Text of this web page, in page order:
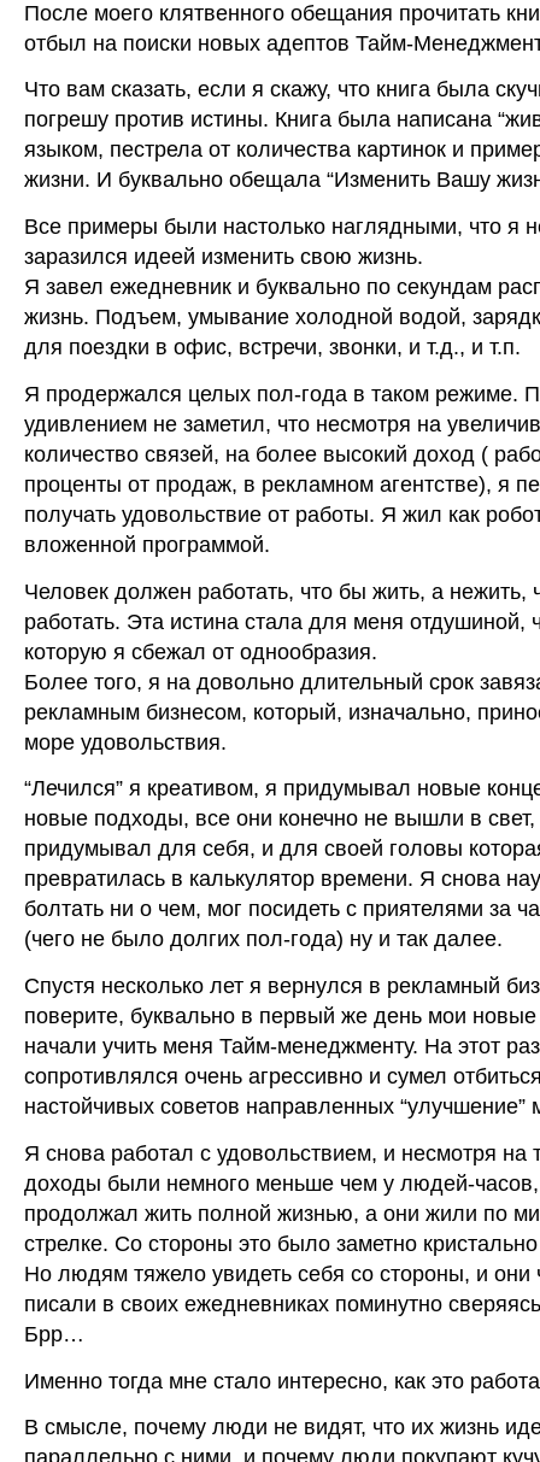
После моего клятвенного обещания прочитать
отбыл на поиски новых адептов Тайм-
Что вам сказать, если я скажу, что книга была
погрешу против истины. Книга была написана
языком, пестрела от количества картинок и
жизни. И буквально обещала “Изменить Вашу
Все примеры были настолько наглядными, что я
заразился идеей изменить свою жизнь.
Я завел ежедневник и буквально по секундам
жизнь. Подъем, умывание холодной водой,
для поездки в офис, встречи, звонки, и т.д., и т.п.
Я продержался целых пол-года в таком режиме.
удивлением не заметил, что несмотря на
количество связей, на более высокий доход (
проценты от продаж, в рекламном агентстве), я
получать удовольствие от работы. Я жил как
вложенной программой.
Человек должен работать, что бы жить, а нежить,
работать. Эта истина стала для меня отдушиной,
которую я сбежал от однообразия.
Более того, я на довольно длительный срок
рекламным бизнесом, который, изначально,
море удовольствия.
“Лечился” я креативом, я придумывал новые
новые подходы, все они конечно не вышли в свет,
придумывал для себя, и для своей головы
превратилась в калькулятор времени. Я снова
болтать ни о чем, мог посидеть с приятелями за
(чего не было долгих пол-года) ну и так далее.
Спустя несколько лет я вернулся в рекламный
поверите, буквально в первый же день мои новые
начали учить меня Тайм-менеджменту. На этот
сопротивлялся очень агрессивно и сумел
настойчивых советов направленных “улучшение”
Я снова работал с удовольствием, и несмотря на
доходы были немного меньше чем у людей-
продолжал жить полной жизнью, а они жили по
стрелке. Со стороны это было заметно
Но людям тяжело увидеть себя со стороны, и они
писали в своих ежедневниках поминутно
Брр…
Именно тогда мне стало интересно, как это
В смысле, почему люди не видят, что их жизнь